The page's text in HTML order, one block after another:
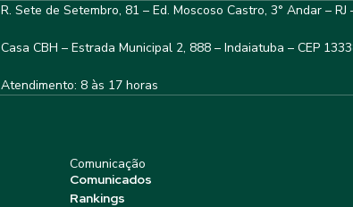
R. Sete de Setembro, 81 – Ed. Moscoso Castro, 3° Andar – RJ
Casa CBH – Estrada Municipal 2, 888 – Indaiatuba – CEP
Atendimento: 8 às 17 horas
Comunicação
Comunicados
Rankings